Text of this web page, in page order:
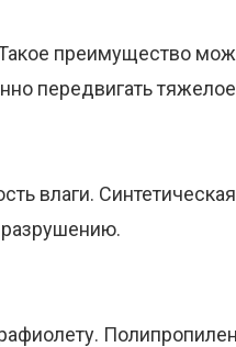
преимущество
передвигать
влаги.